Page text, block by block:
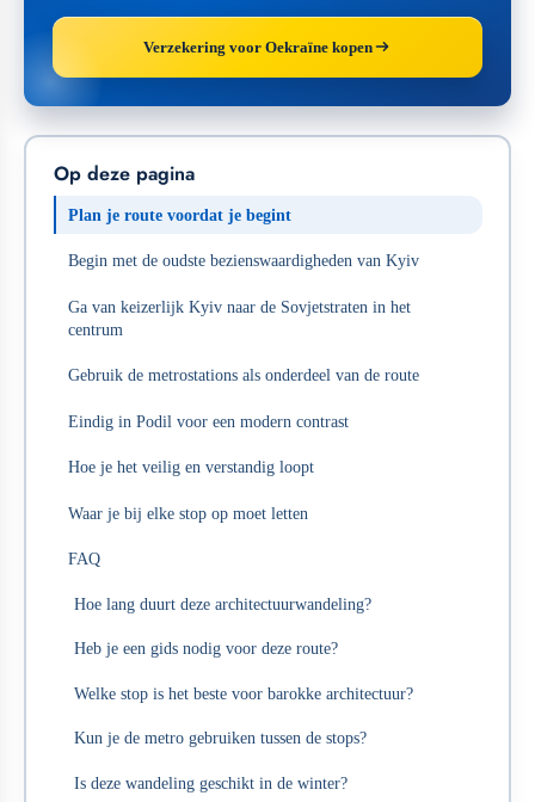
Verzekering voor Oekraïne kopen
Op deze pagina
Plan je route voordat je begint
Begin met de oudste bezienswaardigheden van Kyiv
Ga van keizerlijk Kyiv naar de Sovjetstraten in het
centrum
Gebruik de metrostations als onderdeel van de route
Eindig in Podil voor een modern contrast
Hoe je het veilig en verstandig loopt
Waar je bij elke stop op moet letten
FAQ
Hoe lang duurt deze architectuurwandeling?
Heb je een gids nodig voor deze route?
Welke stop is het beste voor barokke architectuur?
Kun je de metro gebruiken tussen de stops?
Is deze wandeling geschikt in de winter?